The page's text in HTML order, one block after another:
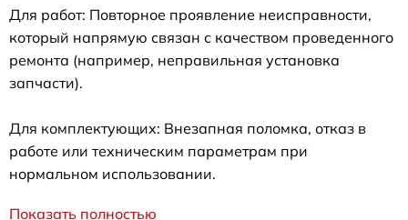
Для работ: Повторное проявление неисправности,
который напрямую связан с качеством проведенного
ремонта (например, неправильная установка
запчасти).
Для комплектующих: Внезапная поломка, отказ в
работе или техническим параметрам при
нормальном использовании.
Показать полностью